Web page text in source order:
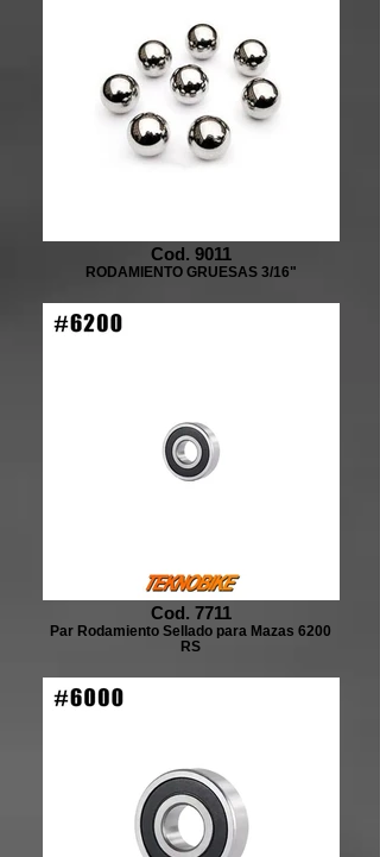
Cod. 9011
RODAMIENTO GRUESAS 3/16"
Cod. 7711
Par Rodamiento Sellado para Mazas 6200
RS